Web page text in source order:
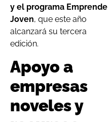
y el programa Emprende
Joven, que este año
alcanzará su tercera
edición.
Apoyo a
empresas
noveles y